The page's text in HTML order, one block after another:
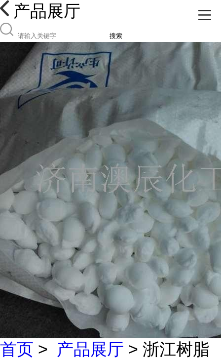
产品展厅
搜索
首页 > 产品展厅 > 浙江树脂